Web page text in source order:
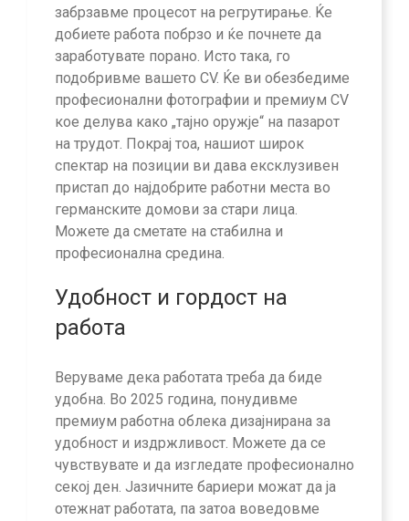
забрзавме процесот на регрутирање. Ќе
добиете работа побрзо и ќе почнете да
заработувате порано. Исто така, го
подобривме вашето CV. Ќе ви обезбедиме
професионални фотографии и премиум CV
кое делува како „тајно оружје“ на пазарот
на трудот. Покрај тоа, нашиот широк
спектар на позиции ви дава ексклузивен
пристап до најдобрите работни места во
германските домови за стари лица.
Можете да сметате на стабилна и
професионална средина.
Удобност и гордост на
работа
Веруваме дека работата треба да биде
удобна. Во 2025 година, понудивме
премиум работна облека дизајнирана за
удобност и издржливост. Можете да се
чувствувате и да изгледате професионално
секој ден. Јазичните бариери можат да ја
отежнат работата, па затоа воведовме